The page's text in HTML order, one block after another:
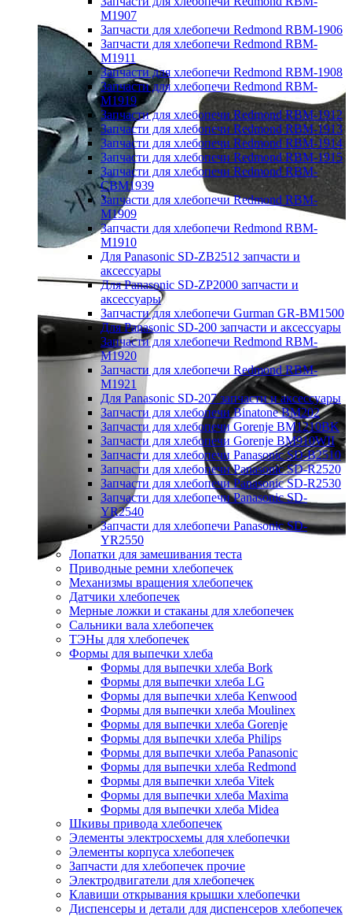
M1907
Запчасти для хлебопечи Redmond RBM-1906
Запчасти для хлебопечи Redmond RBM-
M1911
Запчасти для хлебопечи Redmond RBM-1908
Запчасти для хлебопечи Redmond RBM-
M1919
Запчасти для хлебопечи Redmond RBM-1912
Запчасти для хлебопечи Redmond RBM-1913
Запчасти для хлебопечи Redmond RBM-1914
Запчасти для хлебопечи Redmond RBM-1915
Запчасти для хлебопечи Redmond RBM-
CBM1939
Запчасти для хлебопечи Redmond RBM-
M1909
Запчасти для хлебопечи Redmond RBM-
M1910
Для Panasonic SD-ZB2512 запчасти и
аксессуары
Для Panasonic SD-ZP2000 запчасти и
аксессуары
Запчасти для хлебопечи Gurman GR-BM1500
Для Panasonic SD-200 запчасти и аксессуары
Запчасти для хлебопечи Redmond RBM-
M1920
Запчасти для хлебопечи Redmond RBM-
M1921
Для Panasonic SD-207 запчасти и аксессуары
Запчасти для хлебопечи Binatone BM202
Запчасти для хлебопечи Gorenje BM1210BK
Запчасти для хлебопечи Gorenje BM910WII
Запчасти для хлебопечи Panasonic SD-B2510
Запчасти для хлебопечи Panasonic SD-R2520
Запчасти для хлебопечи Panasonic SD-R2530
Запчасти для хлебопечи Panasonic SD-
YR2540
Запчасти для хлебопечи Panasonic SD-
YR2550
Лопатки для замешивания теста
Приводные ремни хлебопечек
Механизмы вращения хлебопечек
Датчики хлебопечек
Мерные ложки и стаканы для хлебопечек
Сальники вала хлебопечек
ТЭНы для хлебопечек
Формы для выпечки хлеба
Формы для выпечки хлеба Bork
Формы для выпечки хлеба LG
Формы для выпечки хлеба Kenwood
Формы для выпечки хлеба Moulinex
Формы для выпечки хлеба Gorenje
Формы для выпечки хлеба Philips
Формы для выпечки хлеба Panasonic
Формы для выпечки хлеба Redmond
Формы для выпечки хлеба Vitek
Формы для выпечки хлеба Maxima
Формы для выпечки хлеба Midea
Шкивы привода хлебопечек
Элементы электросхемы для хлебопечки
Элементы корпуса хлебопечек
Запчасти для хлебопечек прочие
Электродвигатели для хлебопечек
Клавиши открывания крышки хлебопечки
Диспенсеры и детали для диспенсеров хлебопечек